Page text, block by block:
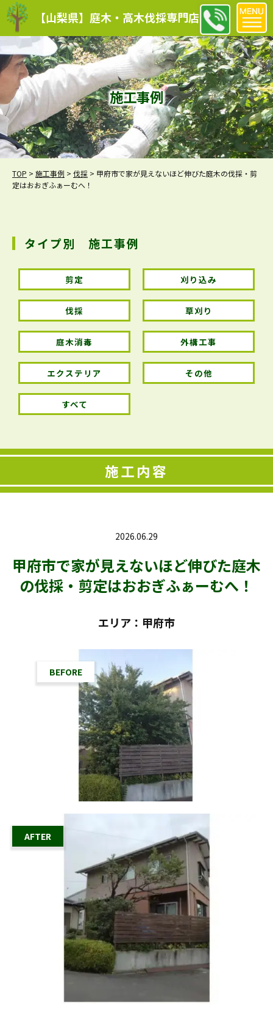
【山梨県】庭木・高木伐採専門店
施工事例
TOP > 施工事例 > 伐採 > 甲府市で家が見えないほど伸びた庭木の伐採・剪
定はおおぎふぁーむへ！
タイプ別 施工事例
剪定 刈り込み
伐採 草刈り
庭木消毒 外構工事
エクステリア その他
すべて
施工内容
2026.06.29
甲府市で家が見えないほど伸びた庭木
の伐採・剪定はおおぎふぁーむへ！
エリア：甲府市